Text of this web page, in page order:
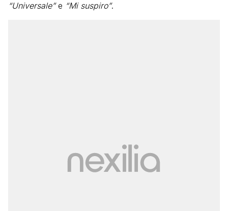
“Universale”e “Mi suspiro”.